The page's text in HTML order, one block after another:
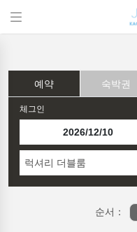
예약 숙박권
체그인
럭셔리 더블룸
순서：